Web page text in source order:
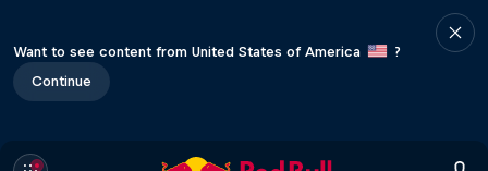
Want to see content from United States of America
?
Continue
Hard Enduro 2025: